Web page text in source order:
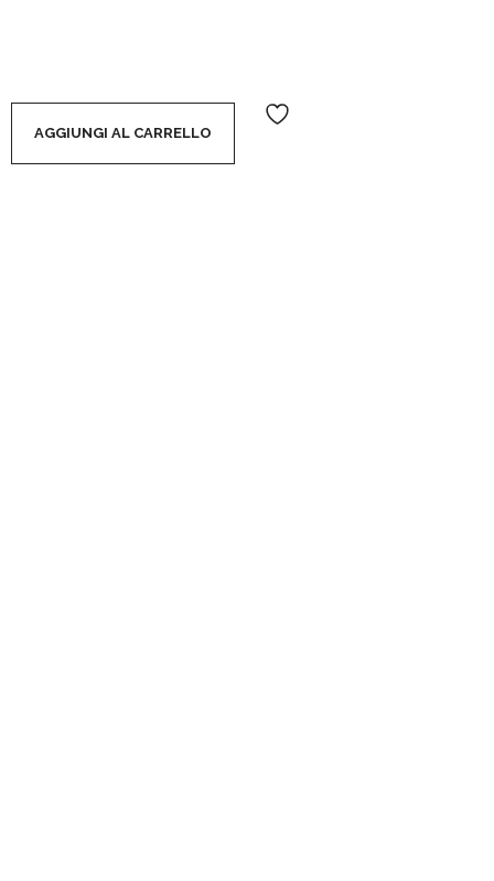
PROLUNGATORE DI ABBRONZATURA quantity
AGGIUNGI AL CARRELLO